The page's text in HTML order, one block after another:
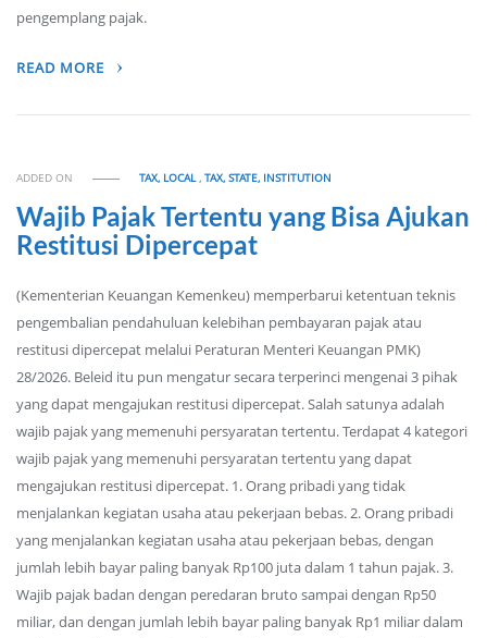
pengemplang pajak.
READ MORE
ADDED ON TAX, LOCAL,TAX, STATE, INSTITUTION
Wajib Pajak Tertentu yang Bisa Ajukan
Restitusi Dipercepat
(Kementerian Keuangan Kemenkeu) memperbarui ketentuan teknis
pengembalian pendahuluan kelebihan pembayaran pajak atau
restitusi dipercepat melalui Peraturan Menteri Keuangan PMK)
28/2026. Beleid itu pun mengatur secara terperinci mengenai 3 pihak
yang dapat mengajukan restitusi dipercepat. Salah satunya adalah
wajib pajak yang memenuhi persyaratan tertentu. Terdapat 4 kategori
wajib pajak yang memenuhi persyaratan tertentu yang dapat
mengajukan restitusi dipercepat. 1. Orang pribadi yang tidak
menjalankan kegiatan usaha atau pekerjaan bebas. 2. Orang pribadi
yang menjalankan kegiatan usaha atau pekerjaan bebas, dengan
jumlah lebih bayar paling banyak Rp100 juta dalam 1 tahun pajak. 3.
Wajib pajak badan dengan peredaran bruto sampai dengan Rp50
miliar, dan dengan jumlah lebih bayar paling banyak Rp1 miliar dalam